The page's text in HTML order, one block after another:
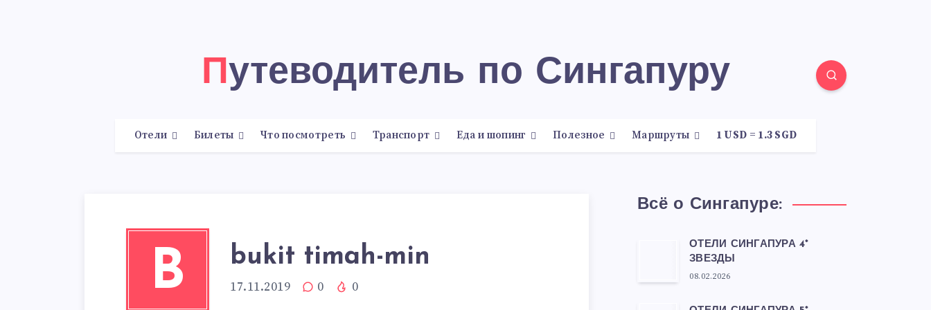
Путеводитель по Сингапуру
Отели Билеты Что посмотреть Транспорт Еда и шопинг Полезное Маршруты 1 USD = 1.3 SGD
B bukit timah-min
17.11.2019 0 0
Всё о Сингапуре:
ОТЕЛИ СИНГАПУРА 4*
ЗВЕЗДЫ
08.02.2026